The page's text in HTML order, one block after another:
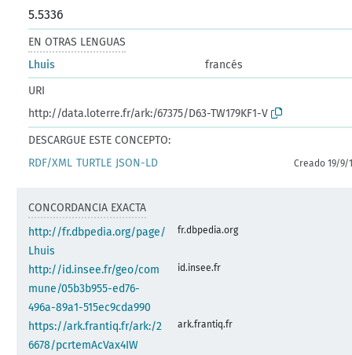
5.5336
EN OTRAS LENGUAS
Lhuis
francés
URI
http://data.loterre.fr/ark:/67375/D63-TW179KF1-V
DESCARGUE ESTE CONCEPTO:
RDF/XML TURTLE JSON-LD Creado 19/9/
CONCORDANCIA EXACTA
http://fr.dbpedia.org/page/
Lhuis
fr.dbpedia.org
http://id.insee.fr/geo/com
mune/05b3b955-ed76-
496a-89a1-515ec9cda990
id.insee.fr
https://ark.frantiq.fr/ark:/2
6678/pcrtemAcVax4IW
ark.frantiq.fr